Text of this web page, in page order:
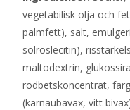
vegetabilisk olja och
palmfett), salt,
solroslecitin),
maltodextrin,
rödbetskoncentrat,
(karnaubavax, vitt